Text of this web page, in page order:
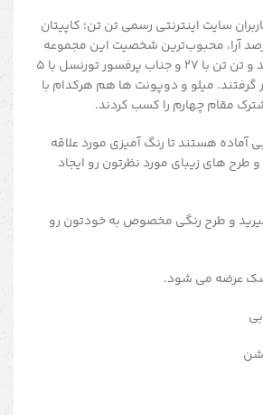
سایت اینترنتی رسمی تن تن؛ کاپیتان
با کسب ۶۰ درصد آرا، محبوب‌ترین شخصیت این مجموعه
داستان‌ها شناخته شد و تن تن با ۲۷ و جناب پرفسور تورنسل با ۵
گرفتند. میلو و دوپونت ها هم هرکدام با
هستند تا رنگ آمیزی مورد علاقه
و طرح های زیبای مورد نظرتون رو ایجاد
و طرح رنگی مخصوص به خودتون رو